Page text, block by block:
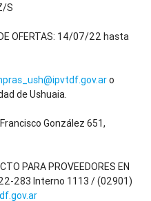
S
DE OFERTAS: 14/07/22 hasta
o
de Ushuaia.
Francisco González 651,
PARA PROVEEDORES EN
283 Interno 1113 / (02901)